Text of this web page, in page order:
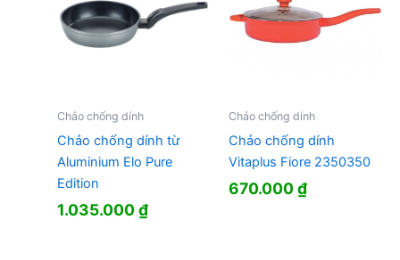
Chảo chống dính
Chảo chống dính từ
Aluminium Elo Pure
Edition
1.035.000₫
Chảo chống dính
Chảo chống dính
Vitaplus Fiore 2350350
670.000₫